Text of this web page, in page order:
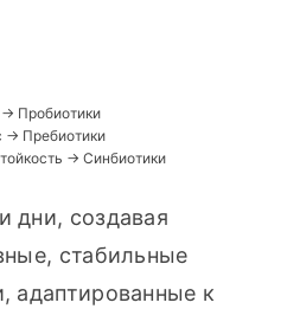
Пробиотики
→ Пребиотики
→ Синбиотики
создавая
стабильные
адаптированные к